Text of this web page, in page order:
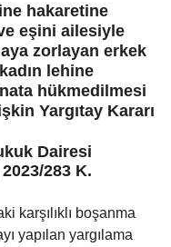
hakaretine
eşini ailesiyle
zorlayan erkek
lehine
hükmedilmesi
Yargıtay Kararı
Dairesi
283 K.
karşılıklı boşanma
yapılan yargılama